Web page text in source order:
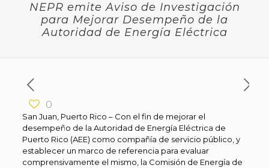
NEPR emite Aviso de Investigación
para Mejorar Desempeño de la
Autoridad de Energía Eléctrica
0
San Juan, Puerto Rico – Con el fin de mejorar el
desempeño de la Autoridad de Energía Eléctrica de
Puerto Rico (AEE) como compañía de servicio público, y
establecer un marco de referencia para evaluar
comprensivamente el mismo, la Comisión de Energía de